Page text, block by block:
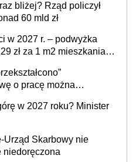
bliżej? Rząd policzył
60 mld zł
w 2027 r. – podwyżka
zł za 1 m2 mieszkania,
gospodarczej
o pracę można
wyjściem
w 2027 roku? Minister
Urząd Skarbowy nie
niedoręczona